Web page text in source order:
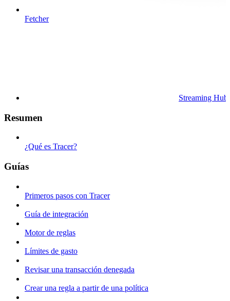
Fetcher
Streaming Hub
Resumen
¿Qué es Tracer?
Guías
Primeros pasos con Tracer
Guía de integración
Motor de reglas
Límites de gasto
Revisar una transacción denegada
Crear una regla a partir de una política